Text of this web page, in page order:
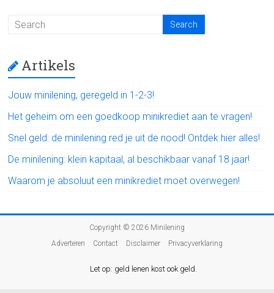
Artikels
Jouw minilening, geregeld in 1-2-3!
Het geheim om een goedkoop minikrediet aan te vragen!
Snel geld: de minilening red je uit de nood! Ontdek hier alles!
De minilening: klein kapitaal, al beschikbaar vanaf 18 jaar!
Waarom je absoluut een minikrediet moet overwegen!
Copyright © 2026 Minilening
Adverteren
Contact Disclaimer Privacyverklaring
Let op: geld lenen kost ook geld.